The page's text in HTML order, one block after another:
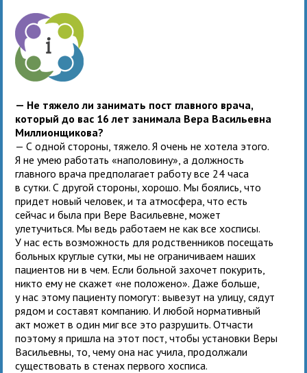
— Не тяжело ли занимать пост главного врача,
который до вас 16 лет занимала Вера Васильевна
Миллионщикова?
— С одной стороны, тяжело. Я очень не хотела этого.
Я не умею работать «наполовину», а должность
главного врача предполагает работу все 24 часа
в сутки. С другой стороны, хорошо. Мы боялись, что
придет новый человек, и та атмосфера, что есть
сейчас и была при Вере Васильевне, может
улетучиться. Мы ведь работаем не как все хосписы.
У нас есть возможность для родственников посещать
больных круглые сутки, мы не ограничиваем наших
пациентов ни в чем. Если больной захочет покурить,
никто ему не скажет «не положено». Даже больше,
у нас этому пациенту помогут: вывезут на улицу, сядут
рядом и составят компанию. И любой нормативный
акт может в один миг все это разрушить. Отчасти
поэтому я пришла на этот пост, чтобы установки Веры
Васильевны, то, чему она нас учила, продолжали
существовать в стенах первого хосписа.